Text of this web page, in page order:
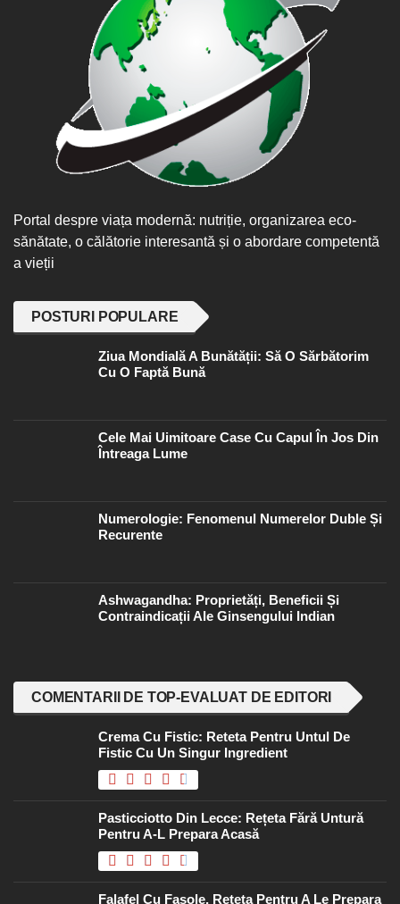
Portal despre viața modernă: nutriție, organizarea eco-
sănătate, o călătorie interesantă și o abordare competentă
a vieții
POSTURI POPULARE
Ziua Mondială A Bunătății: Să O Sărbătorim
Cu O Faptă Bună
Cele Mai Uimitoare Case Cu Capul În Jos Din
Întreaga Lume
Numerologie: Fenomenul Numerelor Duble Și
Recurente
Ashwagandha: Proprietăți, Beneficii Și
Contraindicații Ale Ginsengului Indian
COMENTARII DE TOP-EVALUAT DE EDITORI
Crema Cu Fistic: Reteta Pentru Untul De
Fistic Cu Un Singur Ingredient
Pasticciotto Din Lecce: Rețeta Fără Untură
Pentru A-L Prepara Acasă
Falafel Cu Fasole, Rețeta Pentru A Le Prepara